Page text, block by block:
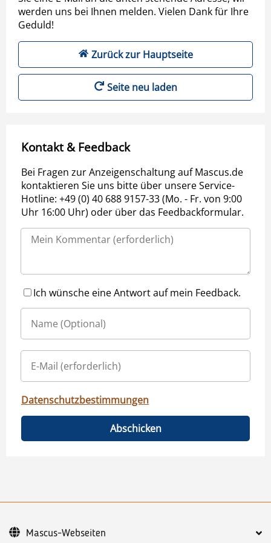
werden uns bei Ihnen melden. Vielen Dank für Ihre
Geduld!
Zurück zur Hauptseite
Seite neu laden
Kontakt & Feedback
Bei Fragen zur Anzeigenschaltung auf Mascus.de
kontaktieren Sie uns bitte über unsere Service-
Hotline: +49 (0) 40 688 9157-33 (Mo. - Fr. von 9:00
Uhr 16:00 Uhr) oder über das Feedbackformular.
Ich wünsche eine Antwort auf mein Feedback.
Datenschutzbestimmungen
Abschicken
Mascus-Webseiten